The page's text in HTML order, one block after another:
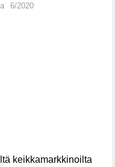
6/2020
keikkamarkkinoilta